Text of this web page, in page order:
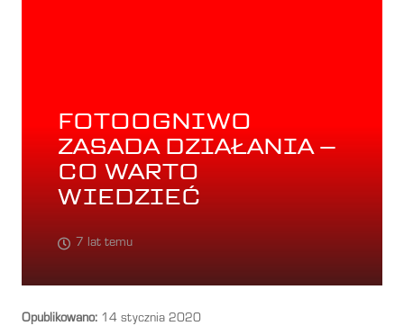
FOTOOGNIWO
ZASADA DZIAŁANIA –
CO WARTO
WIEDZIEĆ
7 lat temu
Opublikowano: 14 stycznia 2020